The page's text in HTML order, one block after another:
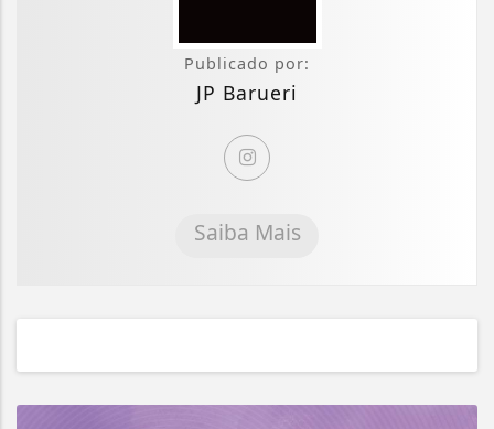
Publicado por:
JP Barueri
Saiba Mais